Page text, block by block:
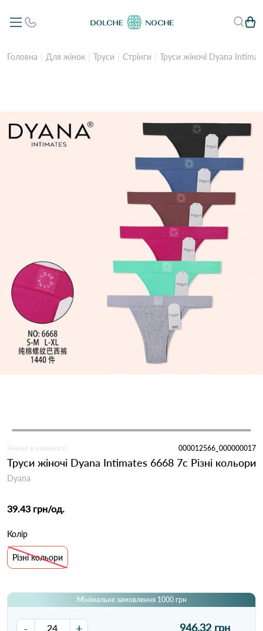
Головна Для жінок Труси Стрінги Труси жіночі Dyana
Немає в наявності 000012566_000000017
Труси жіночі Dyana Intimates 6668 7с Різні кольори
Dyana
39.43 грн/од.
Колір
Різні кольори
Мінімальне замовлення 1000 грн
- + 946.32 грн